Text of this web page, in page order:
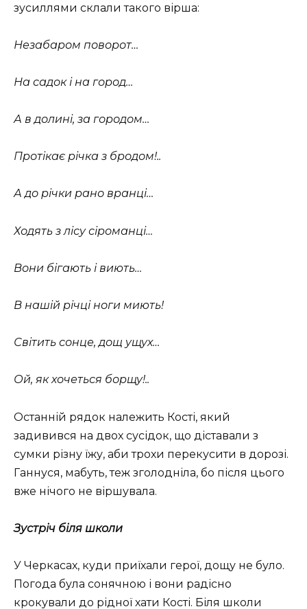
зусиллями склали такого вірша:
Незабаром поворот…
На садок і на город…
А в долині, за городом…
Протікає річка з бродом!..
А до річки рано вранці…
Ходять з лісу сіроманці…
Вони бігають і виють…
В нашій річці ноги миють!
Світить сонце, дощ ущух…
Ой, як хочеться борщу!..
Останній рядок належить Кості, який
задивився на двох сусідок, що діставали з
сумки різну їжу, аби трохи перекусити в дорозі.
Ганнуся, мабуть, теж зголодніла, бо після цього
вже нічого не віршувала.
Зустріч біля школи
У Черкасах, куди приїхали герої, дощу не було.
Погода була сонячною і вони радісно
крокували до рідної хати Кості. Біля школи